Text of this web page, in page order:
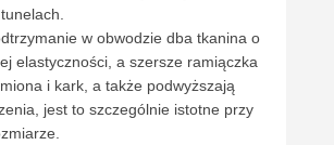
w obwodzie dba tkanina o
elastyczności, a szersze ramiączka
i kark, a także podwyższają
jest to szczególnie istotne przy